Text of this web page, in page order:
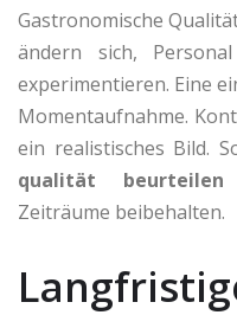
Gastronomische
ändern sich,
experimentieren. Eine
Momentaufnahme.
ein realistisches Bild.
qualität beurteilen
Zeiträume beibehalten.